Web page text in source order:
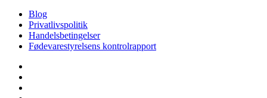
Blog
Privatlivspolitik
Handelsbetingelser
Fødevarestyrelsens kontrolrapport